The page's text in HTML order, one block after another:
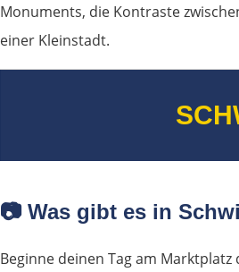
Monuments, die Kontraste
einer Kleinstadt.
📷Was gibt es in
Beginne deinen Tag am